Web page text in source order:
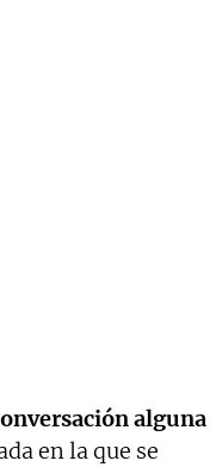
alguna
en la que se